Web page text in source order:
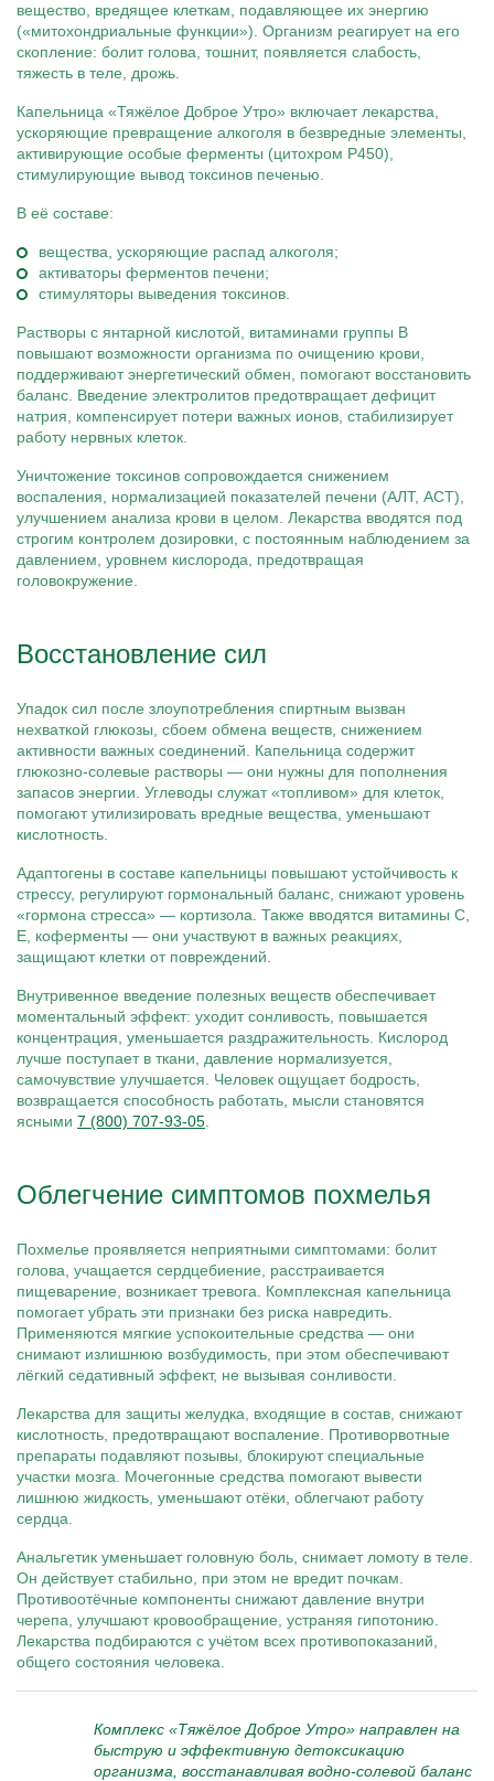
вещество, вредящее клеткам, подавляющее их энергию
(«митохондриальные функции»). Организм реагирует на его
скопление: болит голова, тошнит, появляется слабость,
тяжесть в теле, дрожь.
Капельница «Тяжёлое Доброе Утро» включает лекарства,
ускоряющие превращение алкоголя в безвредные элементы,
активирующие особые ферменты (цитохром P450),
стимулирующие вывод токсинов печенью.
В её составе:
вещества, ускоряющие распад алкоголя;
активаторы ферментов печени;
стимуляторы выведения токсинов.
Растворы с янтарной кислотой, витаминами группы B
повышают возможности организма по очищению крови,
поддерживают энергетический обмен, помогают восстановить
баланс. Введение электролитов предотвращает дефицит
натрия, компенсирует потери важных ионов, стабилизирует
работу нервных клеток.
Уничтожение токсинов сопровождается снижением
воспаления, нормализацией показателей печени (АЛТ, АСТ),
улучшением анализа крови в целом. Лекарства вводятся под
строгим контролем дозировки, с постоянным наблюдением за
давлением, уровнем кислорода, предотвращая
головокружение.
Восстановление сил
Упадок сил после злоупотребления спиртным вызван
нехваткой глюкозы, сбоем обмена веществ, снижением
активности важных соединений. Капельница содержит
глюкозно-солевые растворы — они нужны для пополнения
запасов энергии. Углеводы служат «топливом» для клеток,
помогают утилизировать вредные вещества, уменьшают
кислотность.
Адаптогены в составе капельницы повышают устойчивость к
стрессу, регулируют гормональный баланс, снижают уровень
«гормона стресса» — кортизола. Также вводятся витамины С,
Е, коферменты — они участвуют в важных реакциях,
защищают клетки от повреждений.
Внутривенное введение полезных веществ обеспечивает
моментальный эффект: уходит сонливость, повышается
концентрация, уменьшается раздражительность. Кислород
лучше поступает в ткани, давление нормализуется,
самочувствие улучшается. Человек ощущает бодрость,
возвращается способность работать, мысли становятся
ясными 7 (800) 707-93-05
Облегчение симптомов похмелья
Похмелье проявляется неприятными симптомами: болит
голова, учащается сердцебиение, расстраивается
пищеварение, возникает тревога. Комплексная капельница
помогает убрать эти признаки без риска навредить.
Применяются мягкие успокоительные средства — они
снимают излишнюю возбудимость, при этом обеспечивают
лёгкий седативный эффект, не вызывая сонливости.
Лекарства для защиты желудка, входящие в состав, снижают
кислотность, предотвращают воспаление. Противорвотные
препараты подавляют позывы, блокируют специальные
участки мозга. Мочегонные средства помогают вывести
лишнюю жидкость, уменьшают отёки, облегчают работу
сердца.
Анальгетик уменьшает головную боль, снимает ломоту в теле.
Он действует стабильно, при этом не вредит почкам.
Противоотёчные компоненты снижают давление внутри
черепа, улучшают кровообращение, устраняя гипотонию.
Лекарства подбираются с учётом всех противопоказаний,
общего состояния человека.
Комплекс «Тяжёлое Доброе Утро» направлен на
быструю и эффективную детоксикацию
организма, восстанавливая водно-солевой баланс